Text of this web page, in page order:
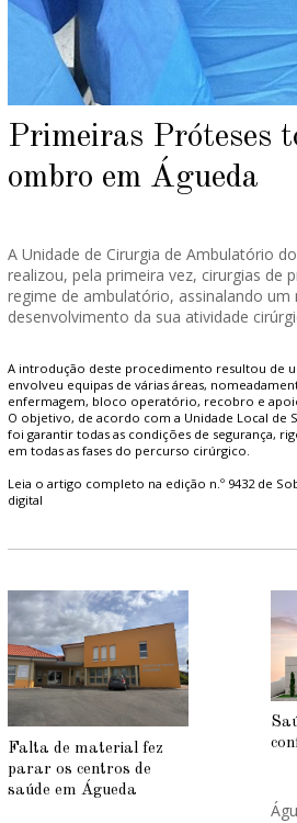
Primeiras Próteses
ombro em Águeda
A Unidade de Cirurgia de Ambulatório
realizou, pela primeira vez, cirurgias de
regime de ambulatório, assinalando
desenvolvimento da sua atividade
A introdução deste procedimento resultou de
envolveu equipas de várias áreas,
enfermagem, bloco operatório, recobro e
O objetivo, de acordo com a Unidade Local de
foi garantir todas as condições de segurança,
em todas as fases do percurso cirúrgico.
Leia o artigo completo na edição n.º 9432 de
digital
Falta de material fez
parar os centros de
saúde em Águeda